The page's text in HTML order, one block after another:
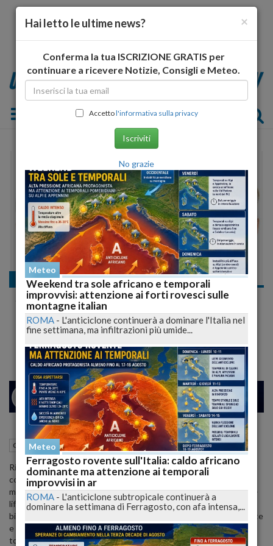
Toggle navigation
Cronaca nazionale
Soft Lift, il Filo che Ridisegna il Volto.
Tecnica Innovativa, non Invasiva e a Basso
Costo
MILANO 26 29
Cronaca nazionale 05 Giugno 2015 05:00
Ridisegnare il volto con un filo, anche nelle sue parti più difficili
come la linea mandibolare e il collo. Sta riscuotendo sempre più
maggiori consensi l’ultima frontiera della medicina estetica: il soft-
lift, così chiamato per la minima invasività, si basa sull’utilizzo di fili
biorivitalizzanti che vengono inseriti con sottilissimi aghi sotto cute
e permettono la rigenerazione dei tessuti rendendo la pelle più
tonica e giovane.
×
Hai letto le ultime news?
Conferma la tua ISCRIZIONE GRATIS per
continuare a ricevere Notizie, Consigli e Meteo.
Accettol'informativa sulla privacy
Iscriviti
No grazie
Meteo
Weekend tra sole africano e temporali
improvvisi: attenzione ai forti rovesci sulle
montagne italian
ROMA - L'anticiclone continuerà a dominare l'Italia nel
fine settimana, ma infiltrazioni più umide...
Meteo
Ferragosto rovente sull'Italia: caldo africano
dominante ma attenzione ai temporali
improvvisi in ar
ROMA - L'anticiclone subtropicale continuerà a
dominare la settimana di Ferragosto, con afa intensa,...